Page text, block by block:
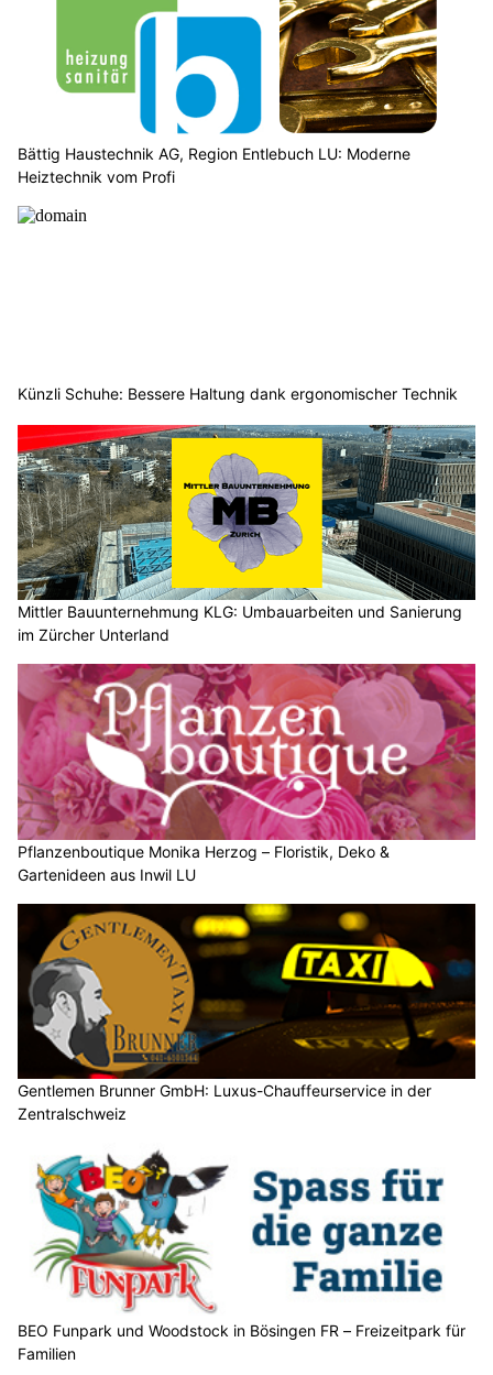
Bättig Haustechnik AG, Region Entlebuch LU: Moderne
Heiztechnik vom Profi
Künzli Schuhe: Bessere Haltung dank ergonomischer Technik
Mittler Bauunternehmung KLG: Umbauarbeiten und Sanierung
im Zürcher Unterland
Pflanzenboutique Monika Herzog – Floristik, Deko &
Gartenideen aus Inwil LU
Gentlemen Brunner GmbH: Luxus-Chauffeurservice in der
Zentralschweiz
BEO Funpark und Woodstock in Bösingen FR – Freizeitpark für
Familien